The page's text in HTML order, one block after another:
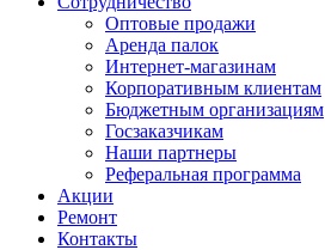
Оптовые продажи
Аренда палок
Интернет-магазинам
Корпоративным клиентам
Бюджетным организациям
Госзаказчикам
Наши партнеры
Реферальная программа
Акции
Ремонт
Контакты